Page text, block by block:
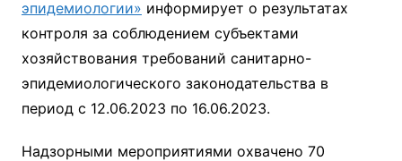
эпидемиологии» информирует о результатах
контроля за соблюдением субъектами
хозяйствования требований санитарно-
эпидемиологического законодательства в
период с 12.06.2023 по 16.06.2023.
Надзорными мероприятиями охвачено 70